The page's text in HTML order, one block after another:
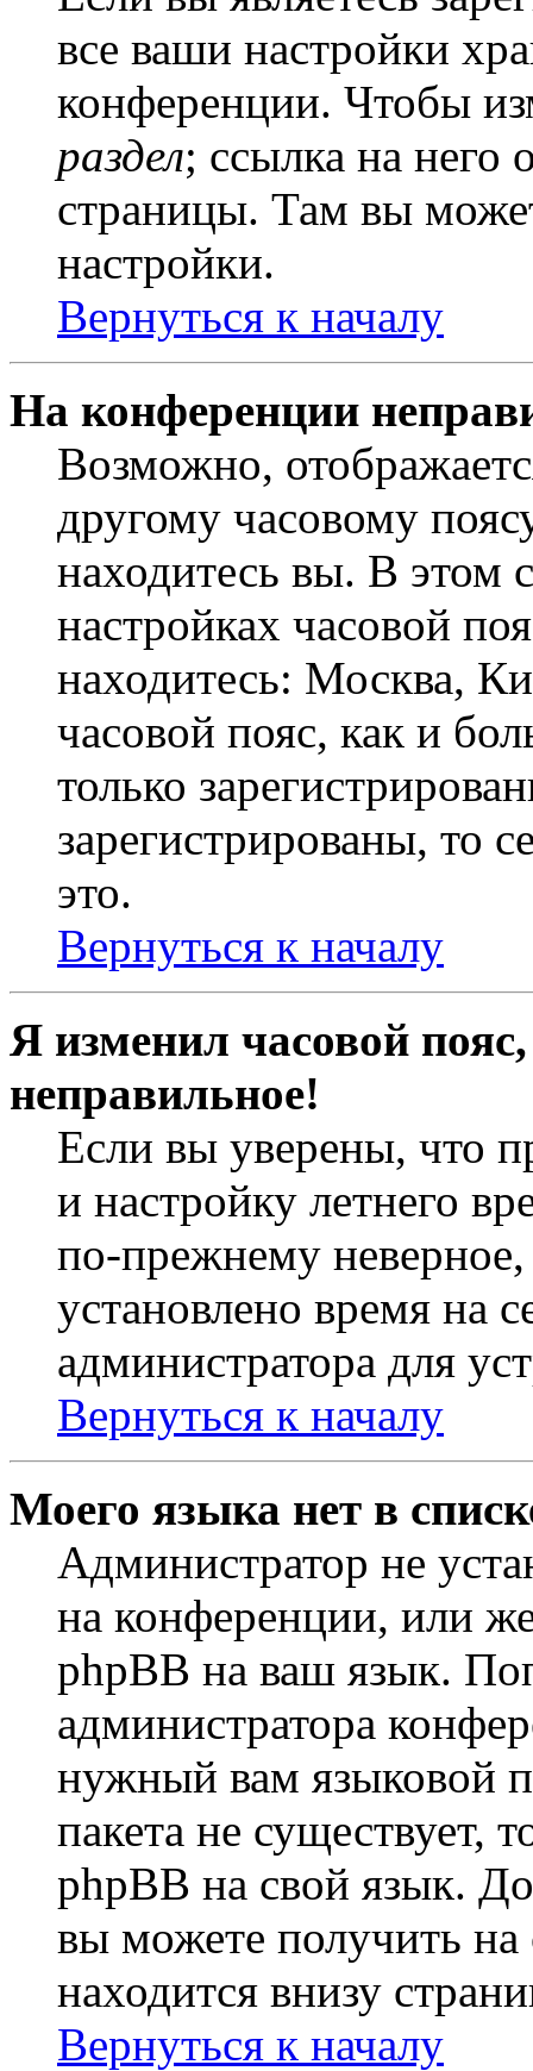
все ваши настройки
конференции. Чтобы
раздел; ссылка на него
страницы. Там вы
настройки.
Вернуться к началу
На конференции
Возможно,
другому часовому
находитесь вы. В этом
настройках часовой
находитесь: Москва,
часовой пояс, как и
только
зарегистрированы, то
это.
Вернуться к началу
Я изменил часовой
неправильное!
Если вы уверены, что
и настройку летнего
по-прежнему неверное,
установлено время на
администратора для
Вернуться к началу
Моего языка нет в
Администратор не
на конференции, или
phpBB на ваш язык.
администратора
нужный вам языковой
пакета не существует,
phpBB на свой язык.
вы можете получить на
находится внизу
Вернуться к началу